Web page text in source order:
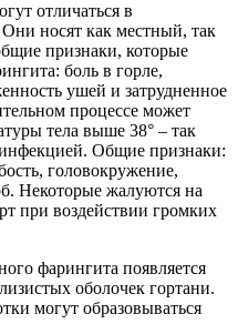
отличаться в
носят как местный, так
признаки, которые
боль в горле,
ушей и затрудненное
процессе может
тела выше 38° – так
Общие признаки:
головокружение,
Некоторые жалуются на
при воздействии громких
фарингита появляется
оболочек гортани.
могут образовываться